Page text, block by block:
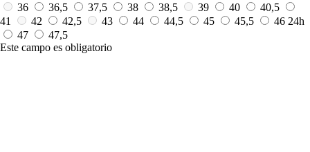
36
36,5 37,5 38 38,5 39 40
40,5
41
42 42,5 43 44 44,5 45 45,5 46 24h
47
47,5
Este campo es obligatorio